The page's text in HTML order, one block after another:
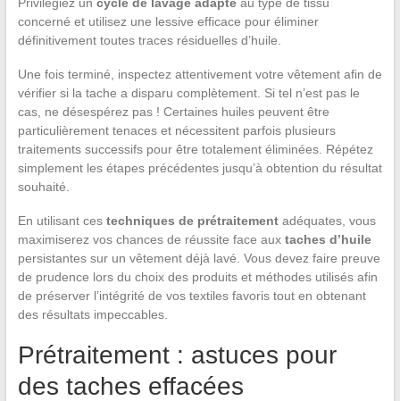
concerné et utilisez une lessive efficace pour éliminer
définitivement toutes traces résiduelles d’huile.
Une fois terminé, inspectez attentivement votre vêtement afin de
vérifier si la tache a disparu complètement. Si tel n’est pas le
cas, ne désespérez pas ! Certaines huiles peuvent être
particulièrement tenaces et nécessitent parfois plusieurs
traitements successifs pour être totalement éliminées. Répétez
simplement les étapes précédentes jusqu’à obtention du résultat
souhaité.
En utilisant ces techniques de prétraitementadéquates, vous
maximiserez vos chances de réussite face aux taches d’huile
persistantes sur un vêtement déjà lavé. Vous devez faire preuve
de prudence lors du choix des produits et méthodes utilisés afin
de préserver l’intégrité de vos textiles favoris tout en obtenant
des résultats impeccables.
Prétraitement : astuces pour
des taches effacées